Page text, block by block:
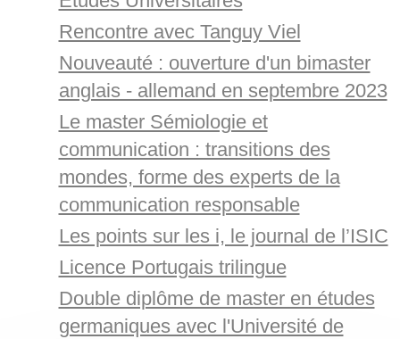
Rencontre avec Tanguy Viel
Nouveauté : ouverture d'un bimaster
anglais - allemand en septembre 2023
Le master Sémiologie et
communication : transitions des
mondes, forme des experts de la
communication responsable
Les points sur les i, le journal de l’ISIC
Licence Portugais trilingue
Double diplôme de master en études
germaniques avec l'Université de